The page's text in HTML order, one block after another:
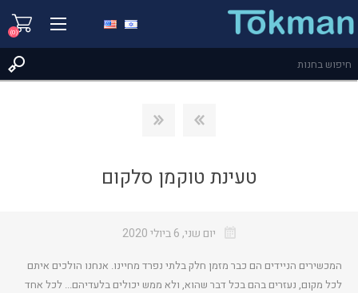
(0)
טעינת טוקמן סלקום
יום שני, 6 ביולי 2020
המכשירים הניידים הם כבר מזמן חלק בלתי נפרד מחיינו. אנחנו הולכים איתם
לכל מקום, נעזרים בהם בכל דבר שהוא, ולא ממש יכולים בלעדיהם... לכל אחד